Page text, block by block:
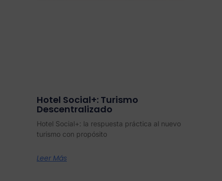
Hotel Social+: Turismo
Descentralizado
Hotel Social+: la respuesta práctica al nuevo
turismo con propósito
Leer Más